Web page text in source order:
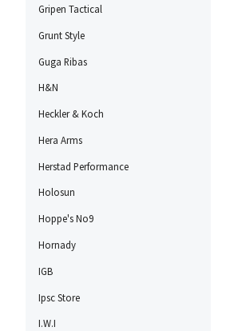
Gripen Tactical
Grunt Style
Guga Ribas
H&N
Heckler & Koch
Hera Arms
Herstad Performance
Holosun
Hoppe's No9
Hornady
IGB
Ipsc Store
I.W.I